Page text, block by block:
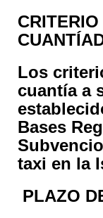
Los
cuantía a
Bases
taxi en la
PLAZO